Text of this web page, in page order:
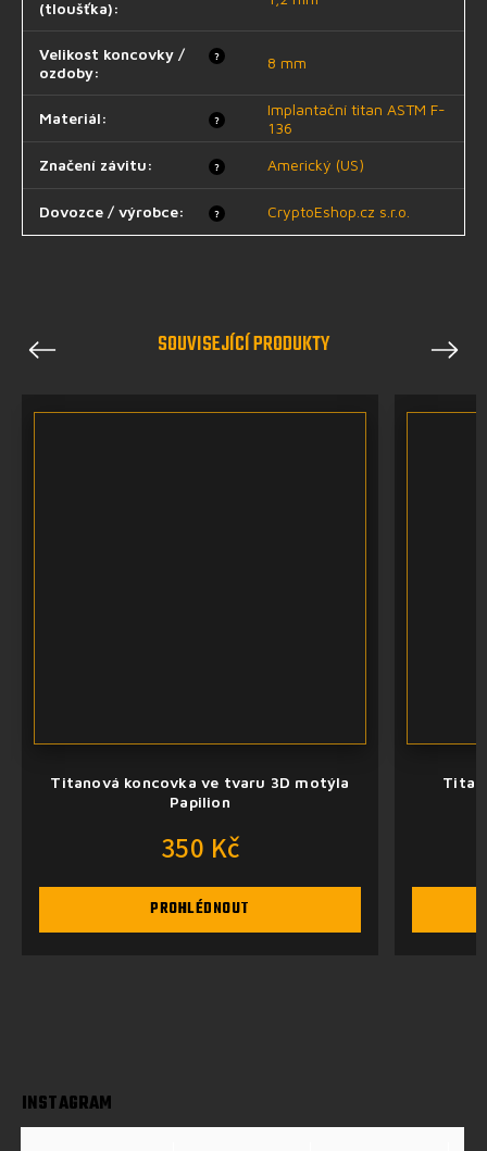
(tloušťka):
?
Velikost koncovky /
ozdoby:
8 mm
?
Materiál:
Implantační titan ASTM F-
136
?
Značení závitu: Americký (US)
?
Dovozce / výrobce: CryptoEshop.cz s.r.o.
SOUVISEJÍCÍ PRODUKTY
Previous
Titanová koncovka ve tvaru 3D motýla
Papilion
350 Kč
PROHLÉDNOUT
Next
INSTAGRAM